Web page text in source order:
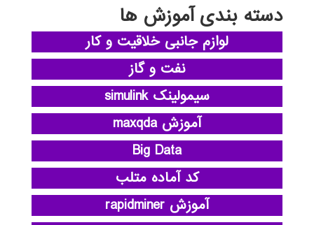
دسته بندی آموزش ها
لوازم جانبی خلاقیت و کار
نفت و گاز
سیمولینک simulink
آموزش maxqda
Big Data
کد آماده متلب
آموزش rapidminer